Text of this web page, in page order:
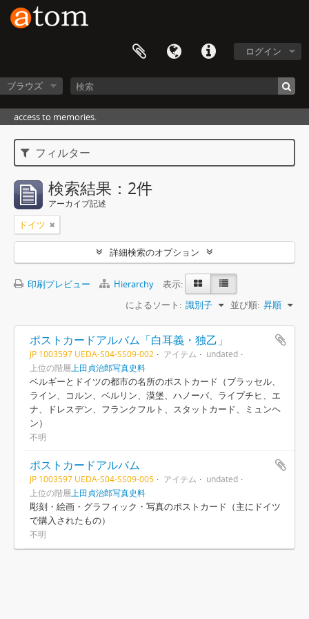
ログイン
ブラウズ
access to memories.
フィルター
検索結果：2件
アーカイブ記述
ドイツ
詳細検索のオプション
印刷プレビュー Hierarchy
表示:
によるソート: 識別子 並び順: 昇順
ポストカードアルバム「白耳義・独乙」
JP 1003597 UEDA-S04-SS09-002 アイテム
undated
上位の階層 上田貞治郎写真史料
ベルギーとドイツの都市の名所のポストカード（ブラッセル、
ライン、コルン、ベルリン、漠堡、ハノーバ、ライプチヒ、エ
ナ、ドレスデン、フランクフルト、スタットカード、ミュンヘ
ン）
不明
ポストカードアルバム
JP 1003597 UEDA-S04-SS09-005 アイテム
undated
上位の階層 上田貞治郎写真史料
彫刻・絵画・グラフィック・写真のポストカード（主にドイツ
で購入されたもの）
不明